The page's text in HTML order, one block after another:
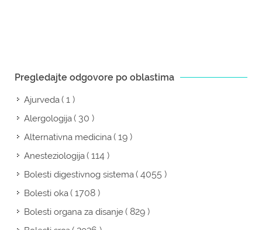
Pregledajte odgovore po oblastima
Ajurveda( 1 )
Alergologija( 30 )
Alternativna medicina( 19 )
Anesteziologija( 114 )
Bolesti digestivnog sistema( 4055 )
Bolesti oka( 1708 )
Bolesti organa za disanje( 829 )